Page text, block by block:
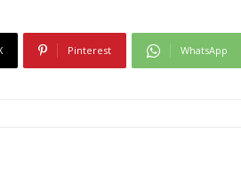
Pinterest WhatsApp